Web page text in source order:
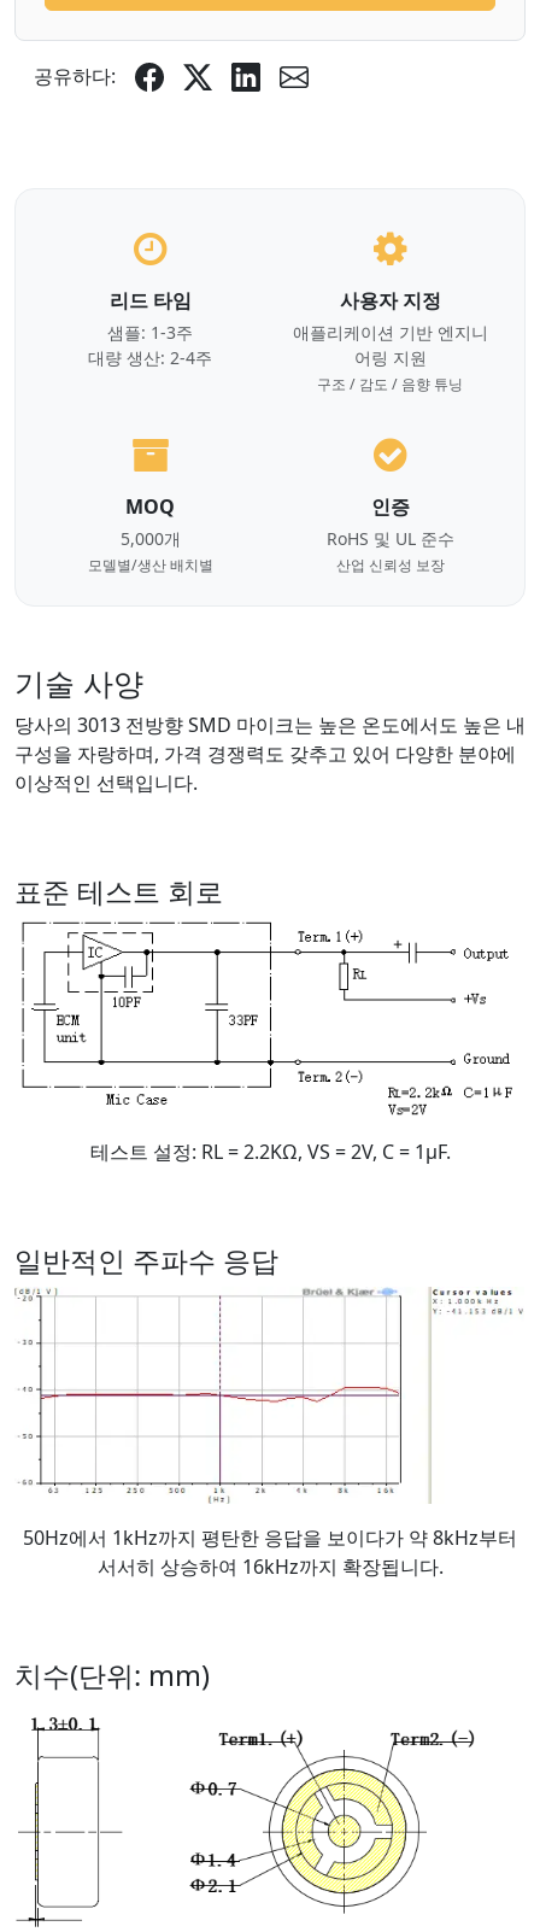
공유하다:
리드 타임
샘플: 1-3주
대량 생산: 2-4주
사용자 지정
애플리케이션 기반 엔지니
어링 지원
구조 / 감도 / 음향 튜닝
MOQ
5,000개
모델별/생산 배치별
인증
RoHS 및 UL 준수
산업 신뢰성 보장
기술 사양
당사의 3013 전방향 SMD 마이크는 높은 온도에서도 높은 내
구성을 자랑하며, 가격 경쟁력도 갖추고 있어 다양한 분야에
이상적인 선택입니다.
표준 테스트 회로
테스트 설정: RL = 2.2KΩ, VS = 2V, C = 1μF.
일반적인 주파수 응답
50Hz에서 1kHz까지 평탄한 응답을 보이다가 약 8kHz부터
서서히 상승하여 16kHz까지 확장됩니다.
치수(단위: mm)